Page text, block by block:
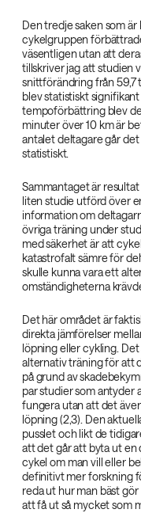
Den tredje saken som
cykelgruppen
väsentligen utan att
tillskriver jag att studien
snittförändring från 59,7
blev statistiskt
tempoförbättring blev
minuter över 10 km är
antalet deltagare går
statistiskt.
Sammantaget är
liten studie utförd över
information om
övriga träning under
med säkerhet är att
katastrofalt sämre för
skulle kunna vara ett
omständigheterna
Det här området är
direkta jämförelser
löpning eller cykling.
alternativ träning för att
på grund av
par studier som antyder
fungera utan att det
löpning (2,3). Den
pusslet och likt de
att det går att byta ut en
cykel om man vill eller
definitivt mer forskning
reda ut hur man bäst
att få ut så mycket som